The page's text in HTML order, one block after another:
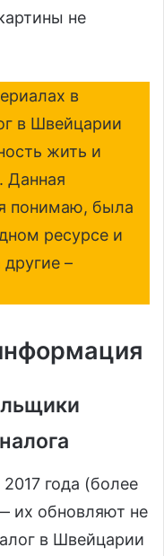
не
в
в Швейцарии
жить и
Данная
понимаю, была
ресурсе и
–
года (более
их обновляют не
в Швейцарии